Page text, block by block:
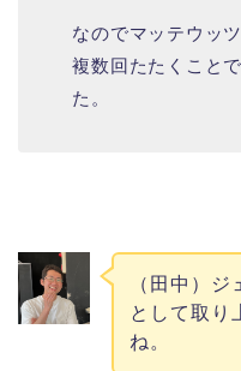
なのでマッテウッ
複数回たたくこと
た。
（田中）
として取り
ね。